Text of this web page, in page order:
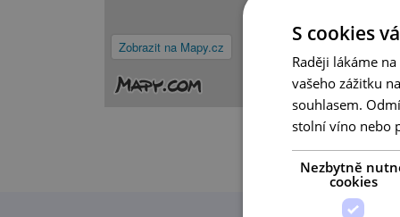
Zobrazit na Mapy.cz
S cookies
Raději lákáme
vašeho zážitku
souhlasem.
stolní víno nebo
Nezbytně
cookies